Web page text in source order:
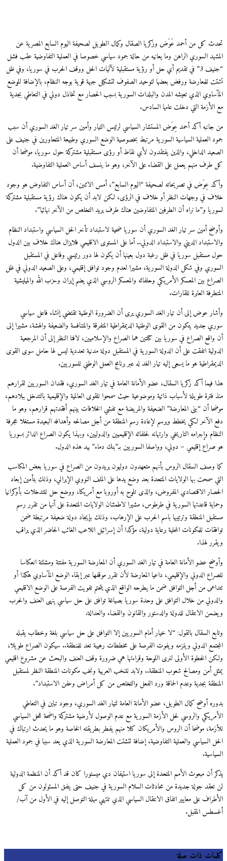
كل من أحمد عَوَض وزكريا الصقال وكمال الطويل لصحيفة اليوم السابع المصرية عن
السوري الراهن وما يعانيه من حالة جمود سياسي خصوصا في العملية التفاوضية عقب فشل
“جنيف 3” في تقديم أي حل أو رؤية مستقبلية لآليات الحل ووقف الحرب في سوريا، وفي ظل
للمعارضة ورفض بعضها لتوحيد الصفوف لتشكيل جبهة قوية بوجه النظام، بالإضافة للوضع
الذي تعيشه المدن والبلدات السورية بسبب الحصار مع تخاذل دولي في التعاطي بجدية
التي دخلت عامها السادس.
أكد أحمد عِوَض المستشار السياسي لرئيس التيار وأمين سر تيار الغد السوري أن سبب
العملية السياسية السورية مرتبط بخصوصية الوضع السوري وطبيعة المتحاورين في جنيف على
الداخلي، والذين يفتقدون لأي نقاط أو رؤى مستقبلية مشتركة حول سوريا، موضحا أن
منهم يعمل على القضاء على الآخر، وهو ما ينسف أساس العملية التفاوضية.
عِوَض في تصريحاته لصحيفة “اليوم السابع”، أمس الاثنين، أن أساس التفاوض هو وجود
في وجهات النظر أو خلاف في الرؤى، لكن لابد أن يكون هناك رؤية مستقبلية مشتركة
و”ما نراه أن الطرفين المتفاوضين هناك طرف يريد التخلص من الآخر نهائيا”.
أمين سر تيار الغد السوري أن سوريا ضحية لاستبداد تأخر الحل السياسي واستبداد النظام
الديني والاستبداد الدولي.. أما على المستوى الاقليمي فلايزال هناك خلاف بين الدول
مستقبل سوريا في ظل رغبة دول بعينها أن يكون لها دور رئيسي وفاعل في المستقبل
وفي شكل الدولة السورية، مشيرا لعدم وجود توافق إقليمي، وعلى الصعيد الدولي في ظل
بين المعسكر الأمريكي وحلفائه والمعسكر الروسي الذي يضم إيران وحزب الله والميليشية
العابرة للقارات.
عوض إلى أن تيار الغد السوري يرى أن الضرورة الوطنية تقتضي إنشاء فاعل سياسي
جديد يتكون من القوى الوطنية الديمقراطية المتفرقة والمتنافسة والضعيفة والهشة، مشيرا إلى
الصراع في سوريا بين كتلتين هما الصراع والإسلاميين، لافتا النظر إلى أن المرجعية
اتفقت على أن الدولة السورية في المستقبل دولة مدنية تعددية ليس لها حامل سوى القوى
هو ما يسعى إليه تيار الغد له عبر برنامج العمل الوطني للسوريين.
أكد زكريا السقال، عضو الأمانة العامة في تيار الغد السوري، فقدان السوريين لقرارهم
طويلة لأسباب ذاتية وموضوعية حيث سمحوا للقوى العالمية والإقليمية بالتدخل ببلادهم،
أن “بنى المعارضة” الضعيفة والمريضة مع تفشي الخلافات بينهم أفقدتهم قرارهم، وهو ما
الآخر لكي يخطط ويرسم لإعادة رسم المنطقة من أجل مصالحه وأهدافه البعيدة مستغلا عجرفة
وإجرامه التاريخي وارتهانه لحلفائه الإقليميين والدوليين، وبهذا يكون الصراع الدائر بسوريا
إقليمي – دولي، وواصفا السوريين بـ”بنك دماء” بيد هذه الدول.
وصف السقال الروس بأنهم متعهدون دوليون يريدون من الصراع في سوريا بعض المكاسب
سمحت بها الولايات المتحدة بعد وضع يدها على الملف النووي الإيراني، وذلك بتأمين إبعاد
الاقتصادي المفروض، والذى تلوح به أوروبا مع أمريكا، ووضع حل للتدخلات بأوكرانيا
قاعدتها السورية في طرطوس، مشيرا لاطمئنان الولايات المتحدة على أنها من تقرر رسم
المنطقة وترتيبها باسم الحرب على الإرهاب، وذلك بإيجاد دولة ضعيفة مرتبطة ضمن
للمكونات المحلية برعاية دولية، مؤكدا أن إسرائيل اللاعب الغائب الحاضر الذي يراقب
لهذا.
عضو الأمانة العامة في تيار الغد السوري أن المعارضة السورية مفتتة ومشتتة انعكاسا
الدولي والإقليمي، داعيا المعارضة لأن تقرر موقفها عبر إبقاء الوضع المآساوي هكذا أو
من أجل التوافق ضمن ما يطرحه الواقع الذي يتحتم تفويت الفرصة على الوضع الاقليمي
من خلال التوافق على وحدة سوريا بصياغة توافق على حل سياسي ينهى العنف والحرب
الانتقال للدولة والدستور والقانون والقضاء والعدالة.
السقال بالقول: “لا خيار أمام السوريين إلا التوافق على حل سياسي بلغة وخطاب يقبله
الدولي ويلزمه ويفوت الفرصة على مخططات رهيبة تعد للمنطقة.. سيكون الصراع طويلا،
الخطوة الأولى لنرى اللوحة وقراءتها هي ضرورة وقف العنف والبحث عن مشروع اقليمي
أمن ومصالح شعوب المنطقة.. ولابد للنخب العربية ونخب مكونات المنطقة النظر لمستقبل
بجدية وعدم الحماقة ورد الفعل والتخلص من كل أمراض وعفن الاستبداد”.
أوضح كمال الطويل، عضو الأمانة العامة لتيار الغد السوري، وجود تباين في التعاطي
والروسي لحل الأزمة السورية مع عدم الوصول لأرضية مشتركة واضحة للحل السياسي
موضحا أن الروس والأمريكان كلا منهم يفطر بطريقته الخاصة وهو ما يحدث ارتباك في
السياسي والعملية التفاوضية، إضافة لتشتت المعارضة السورية الذي يعد سببا في جمود العملية
أن مبعوث الأمم المتحدة إلى سوريا استيفان دي ميستورا كان قد أكد أن المنظمة الدولية
جولة جديدة من محادثات السلام السورية في جنيف حتى يتفق المسئولون من كل
على معايير اتفاق الانتقال السياسي الذي تنتهي مهلة التوصل إليه في الأول من آب/
المقبل.
ذات صلة